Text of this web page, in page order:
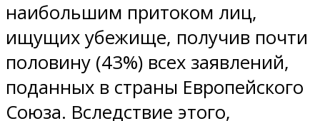
наибольшим притоком лиц,
ищущих убежище, получив почти
половину (43%) всех заявлений,
поданных в страны Европейского
Союза. Вследствие этого,